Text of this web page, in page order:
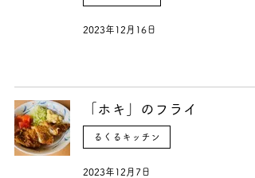
2023年12月16日
「ホキ」のフライ
るくるキッチン
2023年12月7日